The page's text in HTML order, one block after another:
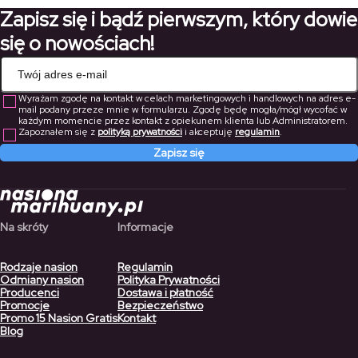
223,30 zł
195,30 zł
Zapisz się i bądź pierwszym, który dowie
się o nowościach!
Wyrażam zgodę na kontakt w celach marketingowych i handlowych na adres e-
mail podany przeze mnie w formularzu. Zgodę będę mogła/mógł wycofać w
każdym momencie przez kontakt z opiekunem klienta lub Administratorem.
Zapoznałem się z polityką prywatnościi akceptuję regulamin.
Zapisz się
Na skróty
Rodzaje nasion
Odmiany nasion
Producenci
Promocje
Promo 15 Nasion Gratis
Blog
Informacje
Regulamin
Polityka Prywatności
Dostawa i płatność
Bezpieczeństwo
Kontakt